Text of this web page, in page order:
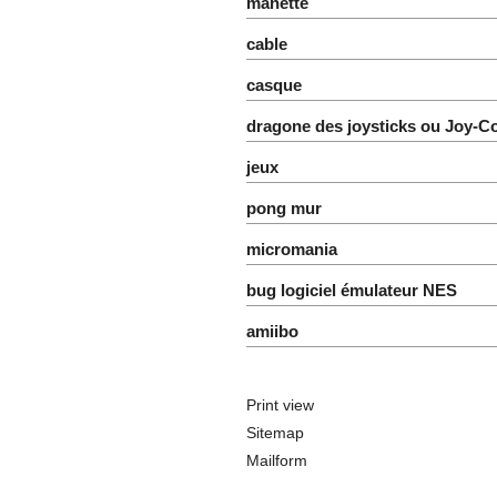
cable
casque
dragone des joysticks ou Joy-
jeux
pong mur
micromania
bug logiciel émulateur NES
amiibo
Print view
Sitemap
Mailform